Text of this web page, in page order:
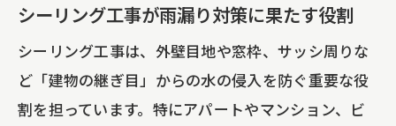
シーリング工事が雨漏り対策に果たす役割
シーリング工事は、外壁目地や窓枠、サッシ周りな
ど「建物の継ぎ目」からの水の侵入を防ぐ重要な役
割を担っています。特にアパートやマンション、ビ